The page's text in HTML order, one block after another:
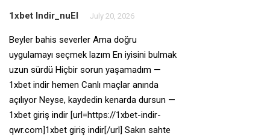
1xbet Indir_nuEl July 20, 2026
Beyler bahis severler Ama doğru
uygulamayı seçmek lazım En iyisini bulmak
uzun sürdü Hiçbir sorun yaşamadım —
1xbet indir hemen Canlı maçlar anında
açılıyor Neyse, kaydedin kenarda dursun —
1xbet giriş indir [url=https://1xbet-indir-
qwr.com]1xbet giriş indir[/url] Sakın sahte